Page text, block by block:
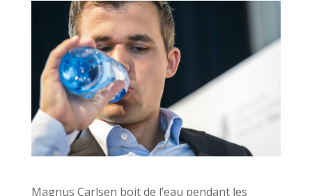
Magnus Carlsen boit de l’eau pendant les